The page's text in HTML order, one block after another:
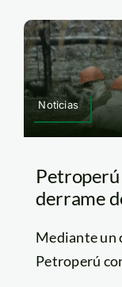
Noticias
derrame
Mediante un
Petroperú